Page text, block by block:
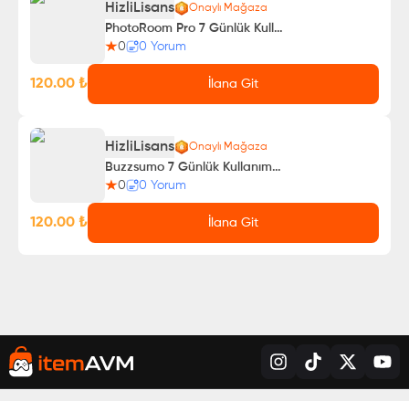
HizliLisans Onaylı Mağaza
PhotoRoom Pro 7 Günlük Kullanım
0
0 Yorum
120.00 ₺ İlana Git
HizliLisans Onaylı Mağaza
Buzzsumo 7 Günlük Kullanımmmmm
0
0 Yorum
120.00 ₺ İlana Git